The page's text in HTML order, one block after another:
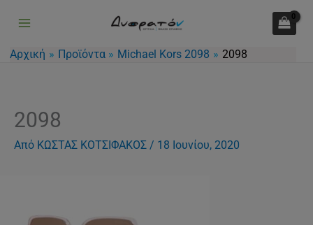
περιεχόμενο
Αρχική Προϊόντα Michael Kors 2098 2098
2098
Από ΚΩΣΤΑΣ ΚΟΤΣΙΦΑΚΟΣ / 18 Ιουνίου, 2020